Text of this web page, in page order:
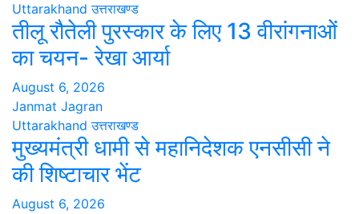
Uttarakhand उत्तराखण्ड
तीलू रौतेली पुरस्कार के लिए 13 वीरांगनाओं
का चयन- रेखा आर्या
August 6, 2026
Janmat Jagran
Uttarakhand उत्तराखण्ड
मुख्यमंत्री धामी से महानिदेशक एनसीसी ने
की शिष्टाचार भेंट
August 6, 2026